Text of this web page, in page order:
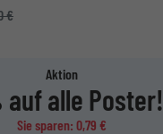
€
Aktion
auf alle Poster!
Sie sparen: 0,79 €